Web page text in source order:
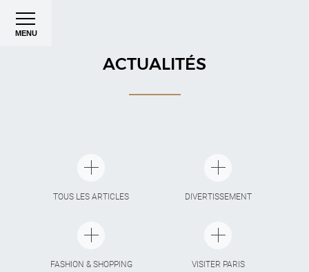
MENU
ACTUALITÉS
TOUS LES ARTICLES DIVERTISSEMENT
FASHION & SHOPPING VISITER PARIS